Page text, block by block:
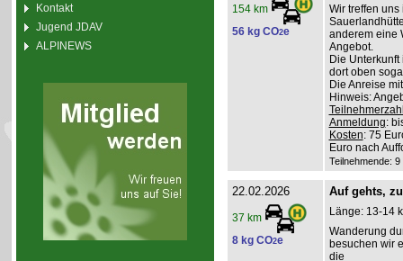
Kontakt
Jugend JDAV
ALPINEWS
154 km
56 kg CO2e
Wir treffen
anderem eine
Angebot.
Die
dort oben
Die Anreise
Hinweis:
Anmeldung:
Kosten: 75
Euro nach
Teilnehmende:
22.02.2026
37 km
8 kg CO2e
Auf gehts,
Länge: 13-14
Wanderung
besuchen wir
die